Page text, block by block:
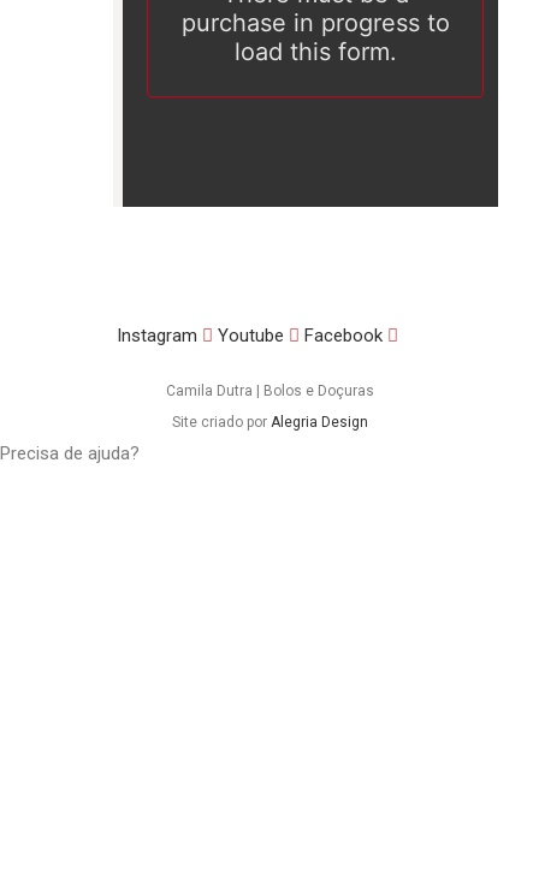
Instagram Youtube Facebook
Camila Dutra | Bolos e Doçuras
Site criado por Alegria Design
Precisa de ajuda?